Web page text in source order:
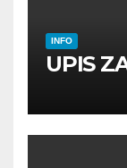
INFO
UPIS